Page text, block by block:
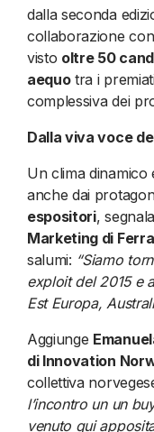
dalla seconda
collaborazione con
visto oltre 50
aequotra i
complessiva dei
Dalla viva voce
Un clima
anche dai
espositori, segnala
Marketing di
salumi: “Siamo
exploit del 2015 e
Est Europa,
Aggiunge
di Innovation
collettiva
l’incontro un un
venuto qui